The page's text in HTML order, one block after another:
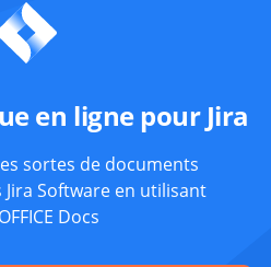
en ligne pour Jira
sortes de documents
Software en utilisant
Docs